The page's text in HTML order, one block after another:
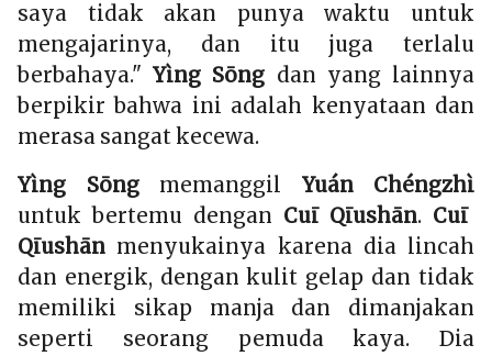
saya tidak akan punya waktu untuk
mengajarinya, dan itu juga terlalu
berbahaya."Yìng Sōng dan yang lainnya
berpikir bahwa ini adalah kenyataan dan
merasa sangat kecewa.
Yìng Sōngmemanggil Yuán Chéngzhì
untuk bertemu dengan Cuī Qīushān. Cuī
Qīushān menyukainya karena dia lincah
dan energik, dengan kulit gelap dan tidak
memiliki sikap manja dan dimanjakan
seperti seorang pemuda kaya. Dia